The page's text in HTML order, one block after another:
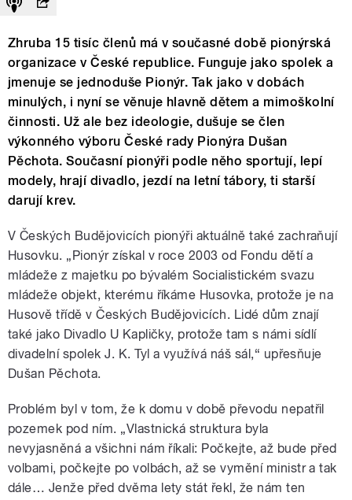
Zhruba 15 tisíc členů má v současné době pionýrská
organizace v České republice. Funguje jako spolek a
jmenuje se jednoduše Pionýr. Tak jako v dobách
minulých, i nyní se věnuje hlavně dětem a mimoškolní
činnosti. Už ale bez ideologie, dušuje se člen
výkonného výboru České rady Pionýra Dušan
Pěchota. Současní pionýři podle něho sportují, lepí
modely, hrají divadlo, jezdí na letní tábory, ti starší
darují krev.
V Českých Budějovicích pionýři aktuálně také zachraňují
Husovku. „Pionýr získal v roce 2003 od Fondu dětí a
mládeže z majetku po bývalém Socialistickém svazu
mládeže objekt, kterému říkáme Husovka, protože je na
Husově třídě v Českých Budějovicích. Lidé dům znají
také jako Divadlo U Kapličky, protože tam s námi sídlí
divadelní spolek J. K. Tyl a využívá náš sál,“ upřesňuje
Dušan Pěchota.
Problém byl v tom, že k domu v době převodu nepatřil
pozemek pod ním. „Vlastnická struktura byla
nevyjasněná a všichni nám říkali: Počkejte, až bude před
volbami, počkejte po volbách, až se vymění ministr a tak
dále… Jenže před dvěma lety stát řekl, že nám ten